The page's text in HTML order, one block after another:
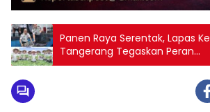
Panen Raya Serentak, Lapas
Tangerang Tegaskan Peran
Pemasyarakatan Dukung